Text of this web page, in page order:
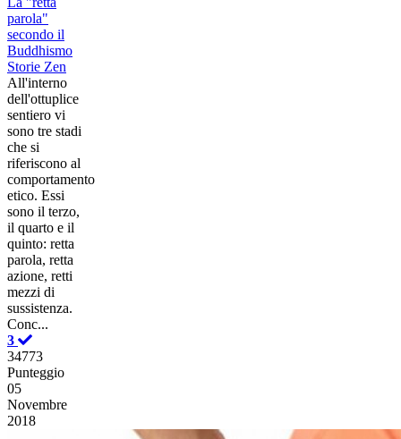
parola"
secondo il
Buddhismo
Storie Zen
All'interno
dell'ottuplice
sentiero vi
sono tre stadi
che si
riferiscono al
comportamento
etico. Essi
sono il terzo,
il quarto e il
quinto: retta
parola, retta
azione, retti
mezzi di
sussistenza.
Conc...
3
34773
Punteggio
05
Novembre
2018